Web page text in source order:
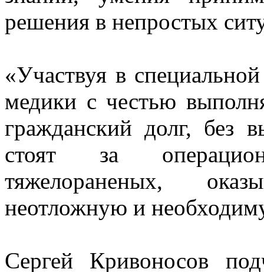
решения в непростых
«Участвуя в
медики с честью
гражданский долг, без
стоят за
тяжелораненых,
неотложную и
Сергей Кривоносов